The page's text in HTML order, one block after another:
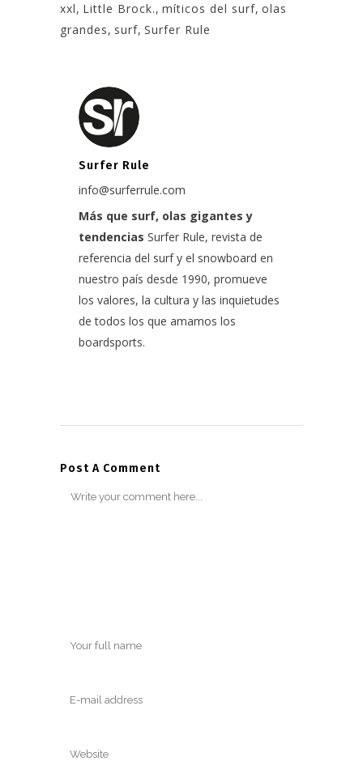
xxl, Little Brock., míticos del surf, olas
grandes, surf, Surfer Rule
Surfer Rule
info@surferrule.com
Más que surf, olas gigantes y
tendencias Surfer Rule, revista de
referencia del surf y el snowboard en
nuestro país desde 1990, promueve
los valores, la cultura y las inquietudes
de todos los que amamos los
boardsports.
Post A Comment